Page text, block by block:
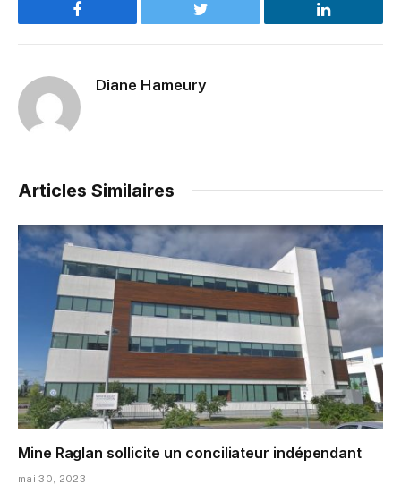
Facebook Twitter LinkedIn
Diane Hameury
Articles Similaires
Mine Raglan sollicite un conciliateur indépendant
mai 30, 2023